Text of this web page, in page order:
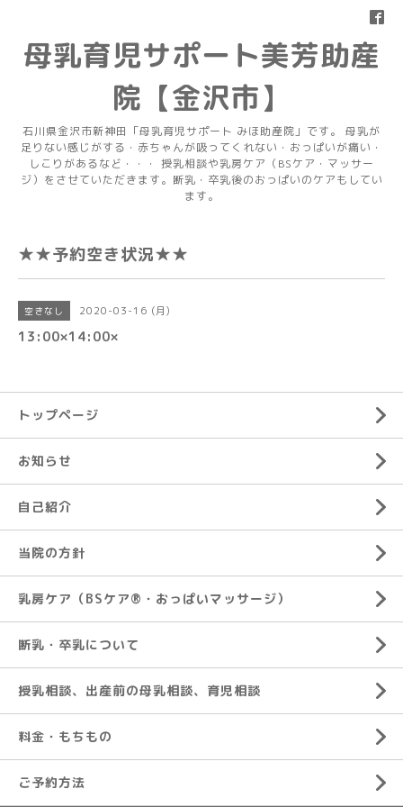
母乳育児サポート美芳助産
院【金沢市】
石川県金沢市新神田「母乳育児サポート みほ助産院」です。 母乳が
足りない感じがする・赤ちゃんが吸ってくれない・おっぱいが痛い・
しこりがあるなど・・・ 授乳相談や乳房ケア（BSケア・マッサー
ジ）をさせていただきます。断乳・卒乳後のおっぱいのケアもしてい
ます。
★★予約空き状況★★
空きなし 2020-03-16 (月)
13:00×14:00×
トップページ
お知らせ
自己紹介
当院の方針
乳房ケア（BSケア®︎・おっぱいマッサージ）
断乳・卒乳について
授乳相談、出産前の母乳相談、育児相談
料金・もちもの
ご予約方法